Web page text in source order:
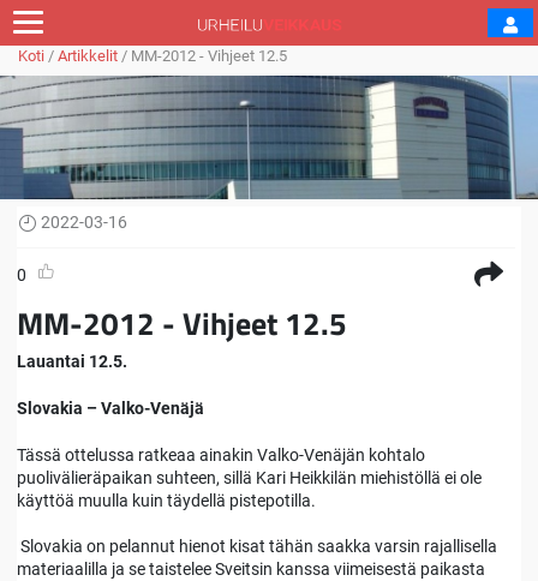
Koti / Artikkelit / MM-2012 - Vihjeet 12.5
2022-03-16
0
MM-2012 - Vihjeet 12.5
Lauantai 12.5.
Slovakia – Valko-Venäjä
Tässä ottelussa ratkeaa ainakin Valko-Venäjän kohtalo
puolivälieräpaikan suhteen, sillä Kari Heikkilän miehistöllä ei ole
käyttöä muulla kuin täydellä pistepotilla.
Slovakia on pelannut hienot kisat tähän saakka varsin rajallisella
materiaalilla ja se taistelee Sveitsin kanssa viimeisestä paikasta